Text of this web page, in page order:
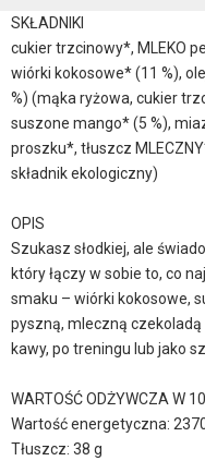
SKŁADNIKI
cukier trzcinowy*, MLEKO
wiórki kokosowe* (11 %),
%) (mąka ryżowa, cukier
suszone mango* (5 %),
proszku*, tłuszcz
składnik ekologiczny)
OPIS
Szukasz słodkiej, ale
który łączy w sobie to, co
smaku – wiórki kokosowe,
pyszną, mleczną
kawy, po treningu lub jako
WARTOŚĆ ODŻYWCZA W
Wartość energetyczna:
Tłuszcz: 38 g